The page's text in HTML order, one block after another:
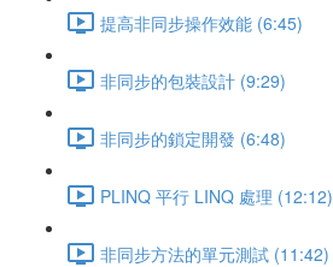
提高非同步操作效能 (6:45)
非同步的包裝設計 (9:29)
非同步的鎖定開發 (6:48)
PLINQ 平行 LINQ 處理 (12:12)
非同步方法的單元測試 (11:42)